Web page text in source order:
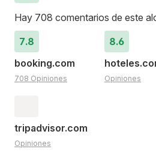
Hay 708 comentarios de este
7.8
booking.com
708 Opiniones
8.6
Opiniones
tripadvisor.com
Opiniones